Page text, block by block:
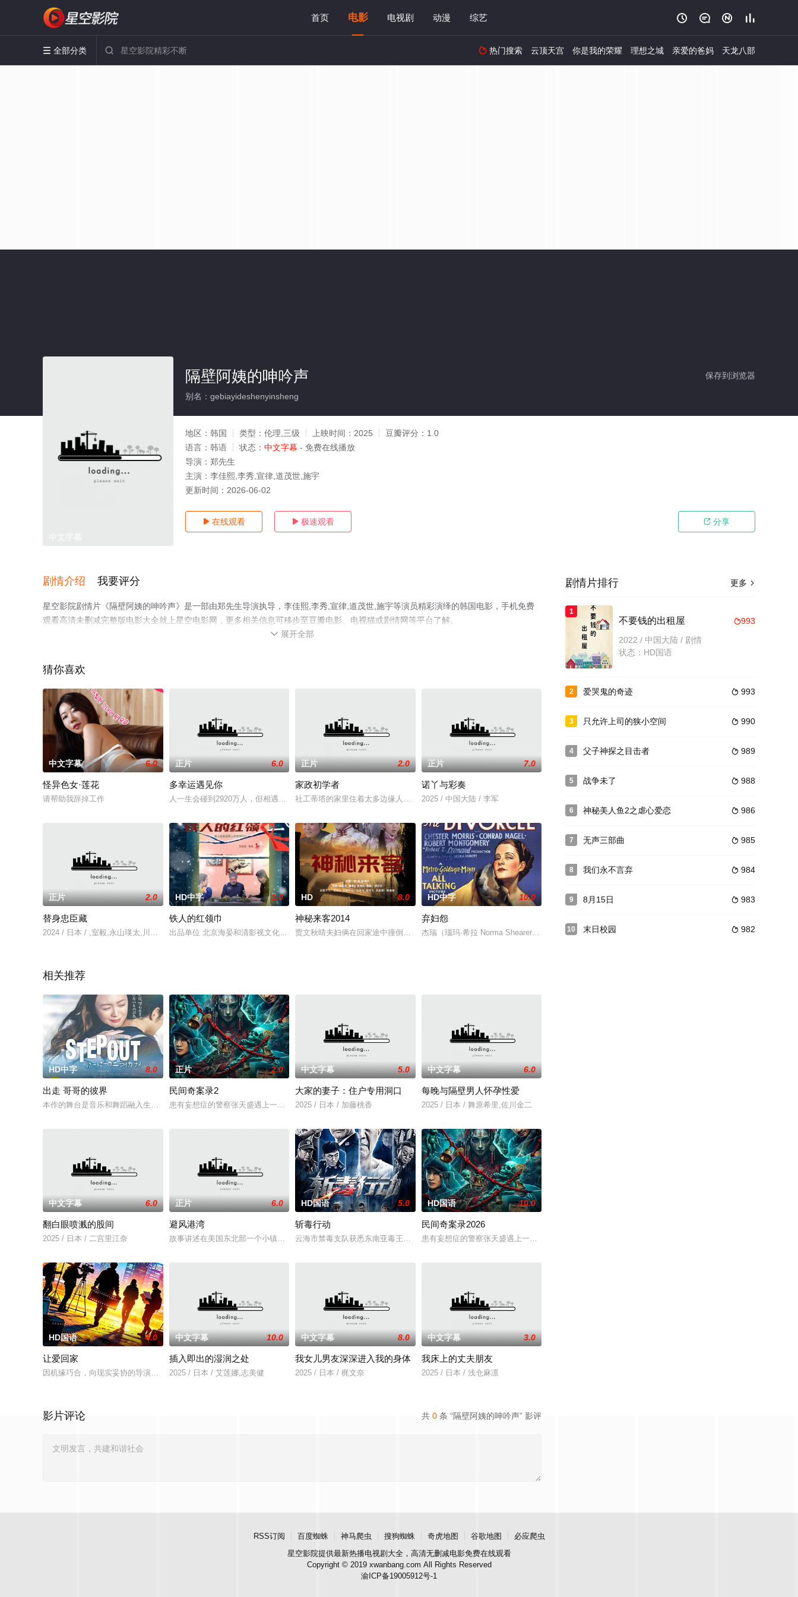
首页 电影 电视剧 动漫 综艺    
 全部分类   热门搜索 云顶天宫 你是我的荣耀 理想之城 亲爱的爸妈 天龙八部
保存到浏览器
隔壁阿姨的呻吟声
别名：gebiayideshenyinsheng
地区： 韩国 类型： 伦理,三级 上映时间： 2025 豆瓣评分： 1.0
语言： 韩语 状态： 中文字幕 - 免费在线播放
导演： 郑先生
主演： 李佳熙,李秀,宣律,道茂世,施宇
更新时间： 2026-06-02
 在线观看  极速观看  分享
剧情介绍 我要评分
星空影院剧情片《隔壁阿姨的呻吟声》是一部由郑先生导演执导，李佳熙,李秀,宣律,道茂世,施宇等演员精彩演绎的韩国电影，手机免费
观看高清未删减完整版电影大全就上星空电影网，更多相关信息可移步至豆瓣电影、电视猫或剧情网等平台了解。
 展开全部
猜你喜欢
中文字幕 6.0
怪异色女·莲花
请帮助我辞掉工作
正片 6.0
多幸运遇见你
人一生会碰到2920万人，但相遇的几率只有0.00487，安然与宋恩的相遇，是命运送给两个人的奇迹。音乐老师安然和拳手宋恩在不同的时间选择了到同一所水上学
正片 2.0
家政初学者
社工蒂塔的家里住着太多边缘人：女友的两个女儿，一个人小鬼大满腹疑问，一个叛逆少女对世界愤恨；室友东尼在交友软件不停寻找下任，这次
正片 7.0
诺丫与彩奏
2025 / 中国大陆 / 李军
正片 2.0
替身忠臣藏
2024 / 日本 / ,室毅,永山瑛太,川口春奈,林遣都,柄本明,北村一辉,尾上右近,森崎温,星田英利,广濑智纪,滨津隆之,野村康太,入江甚仪,野波麻帆,宽一郎,本多力,板垣瑞
HD中字 1.0
铁人的红领巾
出品单位 北京海晏和清影视文化有限公司本片讲述了老一辈石油工人和儿孙之间的感人故事，展现了“铁人”第三代下岗工人家庭的实际生活状况。在这个经济高速发展的社
HD 8.0
神秘来客2014
贾文秋晴夫妇俩在回家途中撞倒一个黑衣老太，由于担心肇事罪而将老人带回家中诊治。岂料自老人来家之后，贾府便怪事不断引发无数离奇血案
HD中字 10.0
弃妇怨
杰瑞（瑙玛·希拉 Norma Shearer 饰）和泰德（切斯特·莫里斯 Chester Morris 饰）彼此相爱，与此同时，保罗
相关推荐
HD中字 8.0
出走 哥哥的彼界
本作的舞台是音乐和舞蹈融入生活的冲绳。与母亲朱音、妹妹舞一起生活的照屋踊，憧憬舞蹈学校的丽莎，开始了舞蹈生涯。朱音为了支撑家数在酒吧工作，不擅长与人打交道
正片 2.0
民间奇案录2
患有妄想症的警察张天盛遇上一起离奇的神像杀人事件，勘案过程中，牵引出“婴胎报仇”，“娘娘索命”等一连串妖异事件，张天盛虽被种种诡怪幻象阻碍，却坚信这是藏在
中文字幕 5.0
大家的妻子：住户专用洞口
2025 / 日本 / 加藤桃香
中文字幕 6.0
每晚与隔壁男人怀孕性爱
2025 / 日本 / 舞原希里,佐川金二
中文字幕 6.0
翻白眼喷溅的股间
2025 / 日本 / 二宫里江奈
正片 6.0
避风港湾
故事讲述在美国东北部一个小镇的农场，一个怀抱音乐理想的男孩，在追求爱情与理想的道路上历经的艰辛。男主人公曾被迫接受性向矫正治疗，在另一个男孩爱情的感召下，
HD国语 5.0
斩毒行动
云海市禁毒支队获悉东南亚毒王廖爷将携600余公斤毒品来云交易，火速成立“斩毒行动”专案组，借调警员安迪参战。首轮毒贩阿泰交易败露被廖爷
HD国语 10.0
民间奇案录2026
患有妄想症的警察张天盛遇上一起离奇的神像杀人事件，勘案过程中，牵引出“婴胎报仇”，“娘娘索命”等一连
HD国语 4.0
让爱回家
因机缘巧合，向现实妥协的导演朱达仁萌生拍一部《河南人在北京》电影的念头，在说服主编姚松、老乡韩战、二房东杨小强加入后，一路曲折式“开挂”。然而，随着杨小强
中文字幕 10.0
插入即出的湿润之处
2025 / 日本 / 艾莲娜,志美健
中文字幕 8.0
我女儿男友深深进入我的身体
2025 / 日本 / 梶文奈
中文字幕 3.0
我床上的丈夫朋友
2025 / 日本 / 浅仓麻凛
共 0 条 “隔壁阿姨的呻吟声” 影评
影片评论
更多 
剧情片排行
1
993
不要钱的出租屋
2022 / 中国大陆 / 剧情
状态：HD国语
2  993
爱哭鬼的奇迹
3  990
只允许上司的狭小空间
4  989
父子神探之目击者
5  988
战争未了
6  986
神秘美人鱼2之虐心爱恋
7  985
无声三部曲
8  984
我们永不言弃
9  983
8月15日
10  982
末日校园
RSS订阅 百度蜘蛛 神马爬虫 搜狗蜘蛛 奇虎地图 谷歌地图
必应爬虫
星空影院提供最新热播电视剧大全，高清无删减电影免费在线观看
Copyright © 2019 xwanbang.com All Rights Reserved
渝ICP备19005912号-1